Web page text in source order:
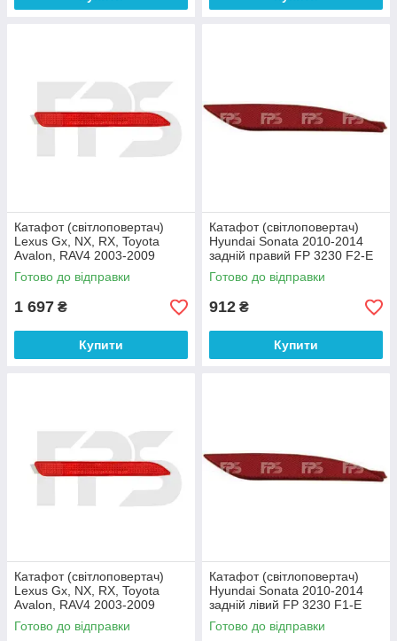
Катафот (світлоповертач)
Lexus Gx, NX, RX, Toyota
Avalon, RAV4 2003-2009
задній лівий FP 7066 Z1-E
DEPO
Готово до відправки
1 697 ₴
Купити
Катафот (світлоповертач)
Hyundai Sonata 2010-2014
задній правий FP 3230 F2-E
DEPO
Готово до відправки
912 ₴
Купити
Катафот (світлоповертач)
Lexus Gx, NX, RX, Toyota
Avalon, RAV4 2003-2009
задній правий FP 7066 Z2-E
DEPO
Готово до відправки
Катафот (світлоповертач)
Hyundai Sonata 2010-2014
задній лівий FP 3230 F1-E
DEPO
Готово до відправки